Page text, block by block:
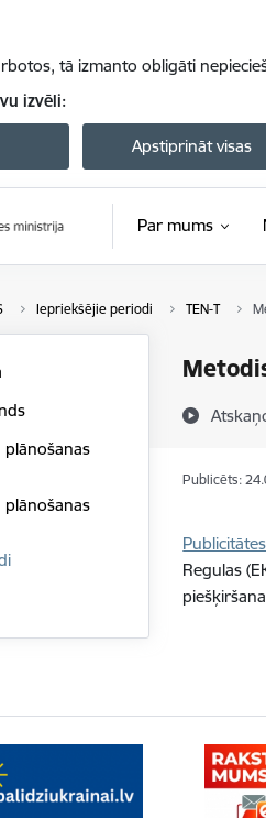
tā izmanto obligāti
izvēli:
Apstiprināt visas
Par mums
Iepriekšējie periodi TEN-T
Publicēts:
Regulas